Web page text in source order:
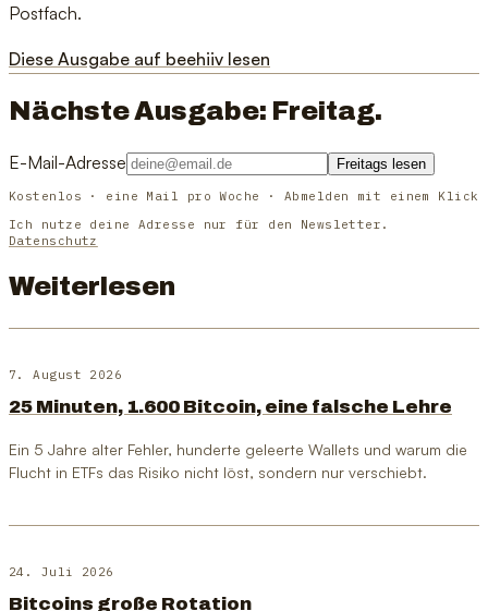
Postfach.
Diese Ausgabe auf beehiiv lesen
Nächste Ausgabe: Freitag.
E-Mail-Adresse Freitags lesen
Kostenlos · eine Mail pro Woche · Abmelden mit einem Klick
Ich nutze deine Adresse nur für den Newsletter.
Datenschutz
Weiterlesen
7. August 2026
25 Minuten, 1.600 Bitcoin, eine falsche Lehre
Ein 5 Jahre alter Fehler, hunderte geleerte Wallets und warum die
Flucht in ETFs das Risiko nicht löst, sondern nur verschiebt.
24. Juli 2026
Bitcoins große Rotation